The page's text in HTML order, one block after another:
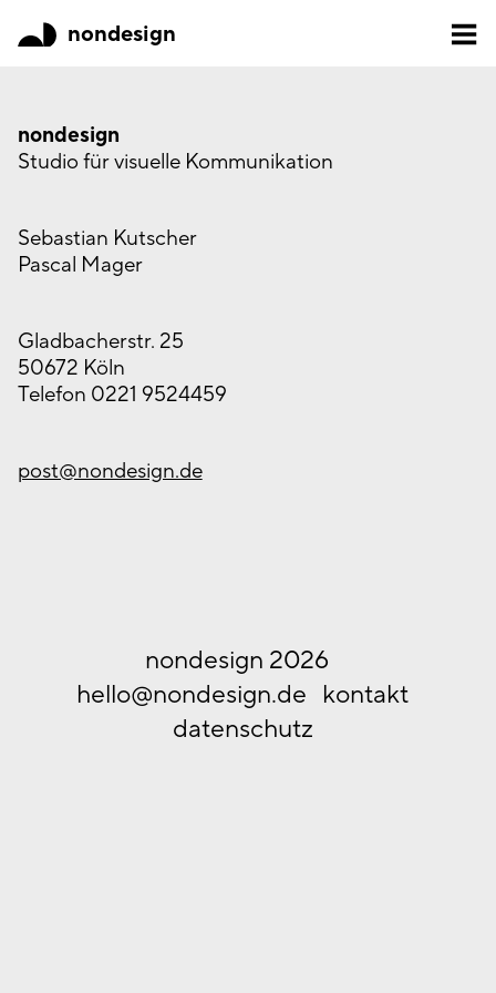
nondesign
nondesign
Studio für visuelle Kommunikation
Sebastian Kutscher
Pascal Mager
Gladbacherstr. 25
50672 Köln
Telefon 0221 9524459
post@nondesign.de
nondesign 2026
hello@nondesign.de kontakt
datenschutz